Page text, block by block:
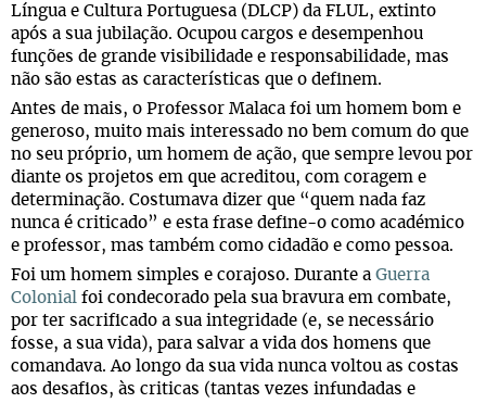
Língua e Cultura Portuguesa (DLCP) da FLUL, extinto
após a sua jubilação. Ocupou cargos e desempenhou
funções de grande visibilidade e responsabilidade, mas
não são estas as características que o definem.
Antes de mais, o Professor Malaca foi um homem bom e
generoso, muito mais interessado no bem comum do que
no seu próprio, um homem de ação, que sempre levou por
diante os projetos em que acreditou, com coragem e
determinação. Costumava dizer que “quem nada faz
nunca é criticado” e esta frase define-o como académico
e professor, mas também como cidadão e como pessoa.
Foi um homem simples e corajoso. Durante a Guerra
Colonial foi condecorado pela sua bravura em combate,
por ter sacrificado a sua integridade (e, se necessário
fosse, a sua vida), para salvar a vida dos homens que
comandava. Ao longo da sua vida nunca voltou as costas
aos desafios, às criticas (tantas vezes infundadas e